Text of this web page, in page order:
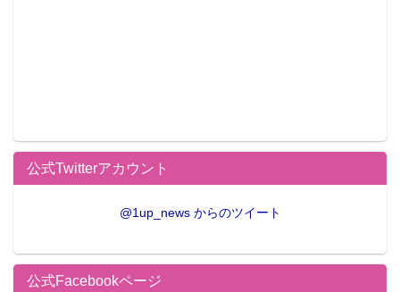
▼「第46回プライズフェア」記事ま
とめページは下の写真をクリック！
▼
公式Twitterアカウント
@1up_news からのツイート
公式Facebookページ